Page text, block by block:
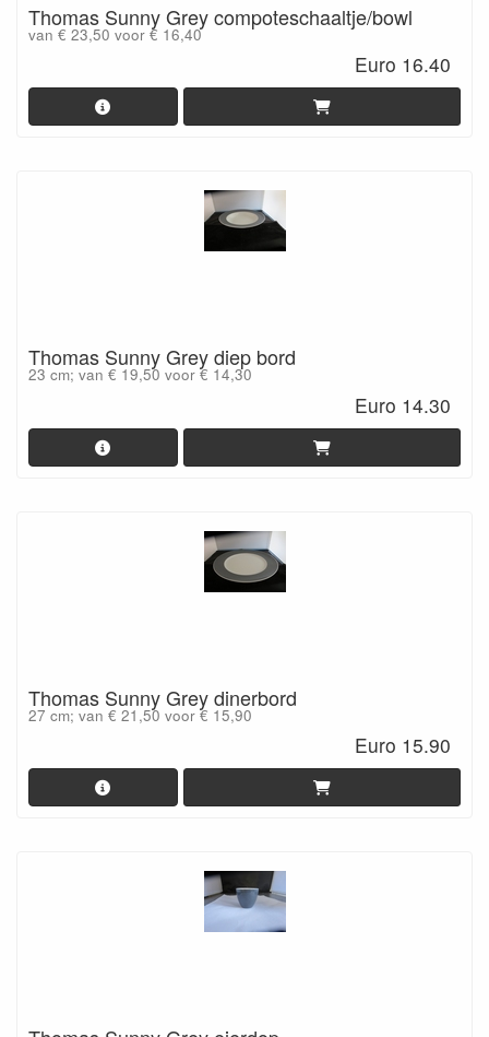
Thomas Sunny Grey compoteschaaltje/bowl
van € 23,50 voor € 16,40
Euro 16.40
Thomas Sunny Grey diep bord
23 cm; van € 19,50 voor € 14,30
Euro 14.30
Thomas Sunny Grey dinerbord
27 cm; van € 21,50 voor € 15,90
Euro 15.90